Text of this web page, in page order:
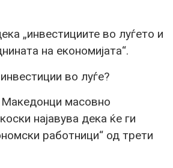
„инвестициите во луѓето и
на економијата“.
во луѓе?
масовно
најавува дека ќе ги
работници“ од трети